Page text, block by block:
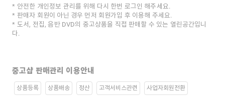
안전한 개인정보 관리를 위해 다시 한번 로그인 해주세요.
판매자 회원이 아닌 경우 먼저 회원가입 후 이용해 주세요.
도서, 전집, 음반 DVD의 중고상품을 직접 판매할 수 있는 열린공간입니
다.
중고샵 판매관리 이용안내
상품등록 상품배송 정산 고객서비스관련 사업자회원전환